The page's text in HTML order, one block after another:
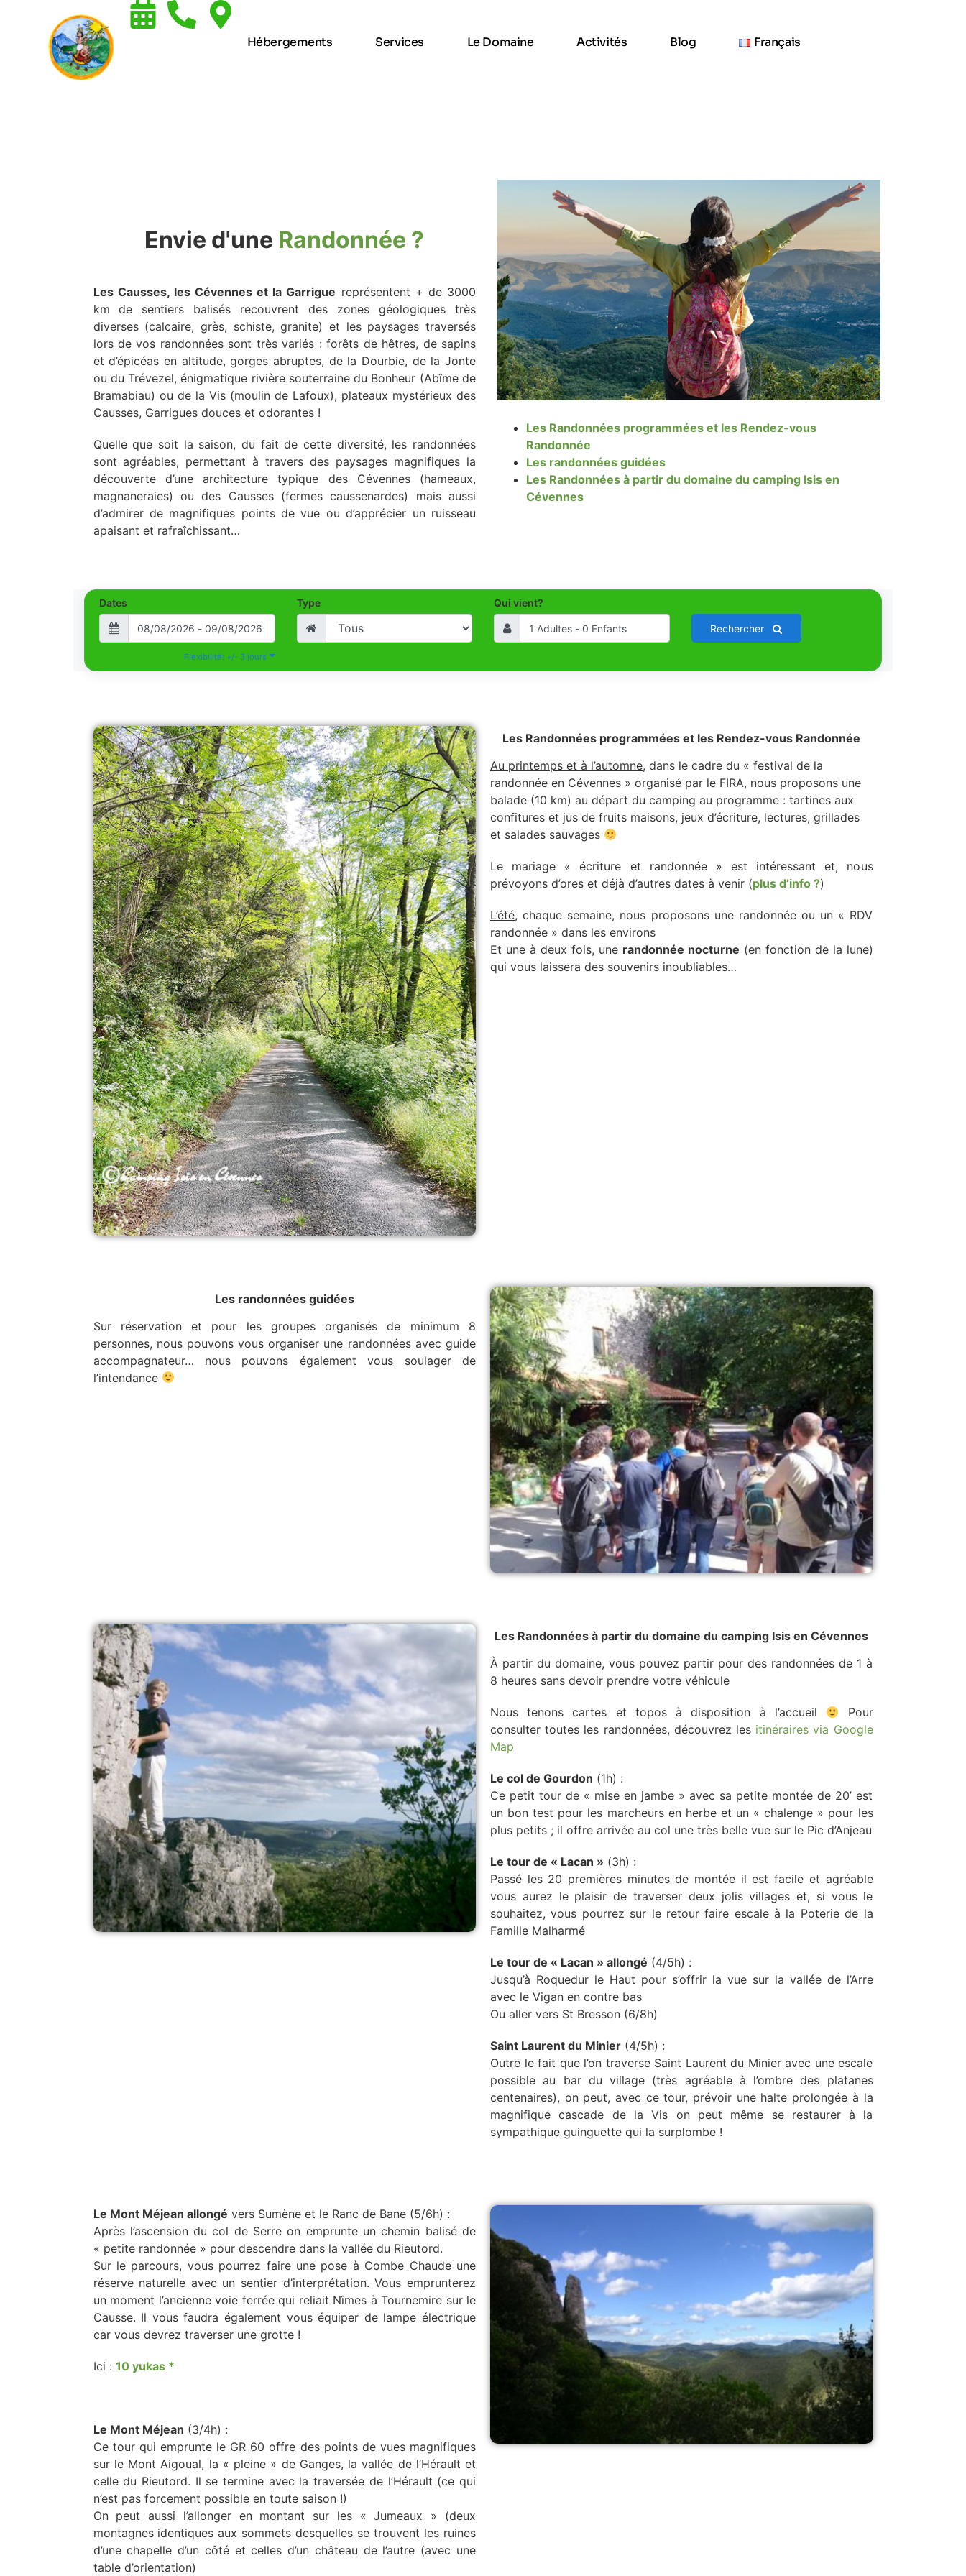
Hébergements Services Le Domaine Activités Blog Français
Envie d'une Randonnée ?
Les Causses, les Cévennes et la Garrigue représentent + de 3000
km de sentiers balisés recouvrent des zones géologiques très
diverses (calcaire, grès, schiste, granite) et les paysages traversés
lors de vos randonnées sont très variés : forêts de hêtres, de sapins
et d’épicéas en altitude, gorges abruptes, de la Dourbie, de la Jonte
ou du Trévezel, énigmatique rivière souterraine du Bonheur (Abîme de
Bramabiau) ou de la Vis (moulin de Lafoux), plateaux mystérieux des
Causses, Garrigues douces et odorantes !
Quelle que soit la saison, du fait de cette diversité, les randonnées
sont agréables, permettant à travers des paysages magnifiques la
découverte d’une architecture typique des Cévennes (hameaux,
magnaneraies) ou des Causses (fermes caussenardes) mais aussi
d’admirer de magnifiques points de vue ou d’apprécier un ruisseau
apaisant et rafraîchissant…
Les Randonnées programmées et les Rendez-vous
Randonnée
Les randonnées guidées
Les Randonnées à partir du domaine du camping Isis en
Cévennes
Dates
Flexibilité: +/- 3 jours
Type Qui vient?
Rechercher
Les Randonnées programmées et les Rendez-vous Randonnée
Au printemps et à l’automne, dans le cadre du « festival de la
randonnée en Cévennes » organisé par le FIRA, nous proposons une
balade (10 km) au départ du camping au programme : tartines aux
confitures et jus de fruits maisons, jeux d’écriture, lectures, grillades
et salades sauvages
Le mariage « écriture et randonnée » est intéressant et, nous
prévoyons d’ores et déjà d’autres dates à venir (plus d’info ?)
L’été, chaque semaine, nous proposons une randonnée ou un « RDV
randonnée » dans les environs
Et une à deux fois, une randonnée nocturne (en fonction de la lune)
qui vous laissera des souvenirs inoubliables…
Les randonnées guidées
Sur réservation et pour les groupes organisés de minimum 8
personnes, nous pouvons vous organiser une randonnées avec guide
accompagnateur… nous pouvons également vous soulager de
l’intendance
Les Randonnées à partir du domaine du camping Isis en Cévennes
À partir du domaine, vous pouvez partir pour des randonnées de 1 à
8 heures sans devoir prendre votre véhicule
Nous tenons cartes et topos à disposition à l’accueil
Pour
consulter toutes les randonnées, découvrez les itinéraires via Google
Map
Le col de Gourdon (1h) :
Ce petit tour de « mise en jambe » avec sa petite montée de 20’ est
un bon test pour les marcheurs en herbe et un « chalenge » pour les
plus petits ; il offre arrivée au col une très belle vue sur le Pic d’Anjeau
Le tour de « Lacan » (3h) :
Passé les 20 premières minutes de montée il est facile et agréable
vous aurez le plaisir de traverser deux jolis villages et, si vous le
souhaitez, vous pourrez sur le retour faire escale à la Poterie de la
Famille Malharmé
Le tour de « Lacan » allongé (4/5h) :
Jusqu’à Roquedur le Haut pour s’offrir la vue sur la vallée de l’Arre
avec le Vigan en contre bas
Ou aller vers St Bresson (6/8h)
Saint Laurent du Minier (4/5h) :
Outre le fait que l’on traverse Saint Laurent du Minier avec une escale
possible au bar du village (très agréable à l’ombre des platanes
centenaires), on peut, avec ce tour, prévoir une halte prolongée à la
magnifique cascade de la Vis on peut même se restaurer à la
sympathique guinguette qui la surplombe !
Le Mont Méjean allongé vers Sumène et le Ranc de Bane (5/6h) :
Après l’ascension du col de Serre on emprunte un chemin balisé de
« petite randonnée » pour descendre dans la vallée du Rieutord.
Sur le parcours, vous pourrez faire une pose à Combe Chaude une
réserve naturelle avec un sentier d’interprétation. Vous emprunterez
un moment l’ancienne voie ferrée qui reliait Nîmes à Tournemire sur le
Causse. Il vous faudra également vous équiper de lampe électrique
car vous devrez traverser une grotte !
Ici : 10 yukas *
Le Mont Méjean (3/4h) :
Ce tour qui emprunte le GR 60 offre des points de vues magnifiques
sur le Mont Aigoual, la « pleine » de Ganges, la vallée de l’Hérault et
celle du Rieutord. Il se termine avec la traversée de l’Hérault (ce qui
n’est pas forcement possible en toute saison !)
On peut aussi l’allonger en montant sur les « Jumeaux » (deux
montagnes identiques aux sommets desquelles se trouvent les ruines
d’une chapelle d’un côté et celles d’un château de l’autre (avec une
table d’orientation)